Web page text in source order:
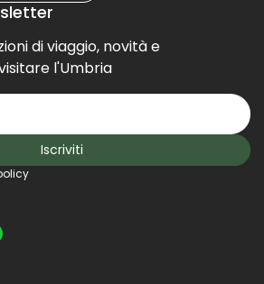
di viaggio, novità e
l'Umbria
Iscriviti